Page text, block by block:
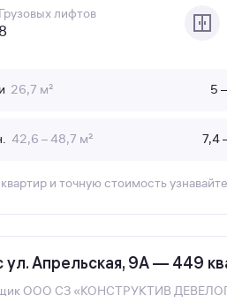
Грузовых лифтов
8
26,7 м² 5
42,6 – 48,7 м² 7,4
и точную стоимость
ул. Апрельская, 9А — 449
ООО СЗ «КОНСТРУКТИВ